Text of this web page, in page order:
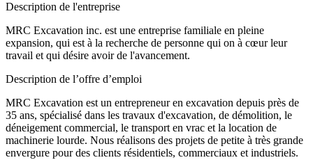
Description de l'entreprise
MRC Excavation inc. est une entreprise familiale en pleine
expansion, qui est à la recherche de personne qui on à cœur leur
travail et qui désire avoir de l'avancement.
Description de l’offre d’emploi
MRC Excavation est un entrepreneur en excavation depuis près de
35 ans, spécialisé dans les travaux d'excavation, de démolition, le
déneigement commercial, le transport en vrac et la location de
machinerie lourde. Nous réalisons des projets de petite à très grande
envergure pour des clients résidentiels, commerciaux et industriels.